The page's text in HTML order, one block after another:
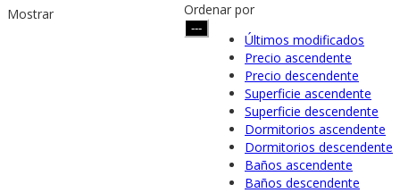
Ordenar por
---
Últimos modificados
Precio ascendente
Precio descendente
Superficie ascendente
Superficie descendente
Dormitorios ascendente
Dormitorios descendente
Baños ascendente
Baños descendente
Mostrar